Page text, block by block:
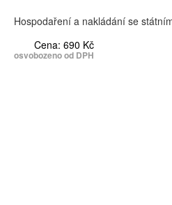
Hospodaření a nakládání se
Cena: 690 Kč
osvobozeno od DPH